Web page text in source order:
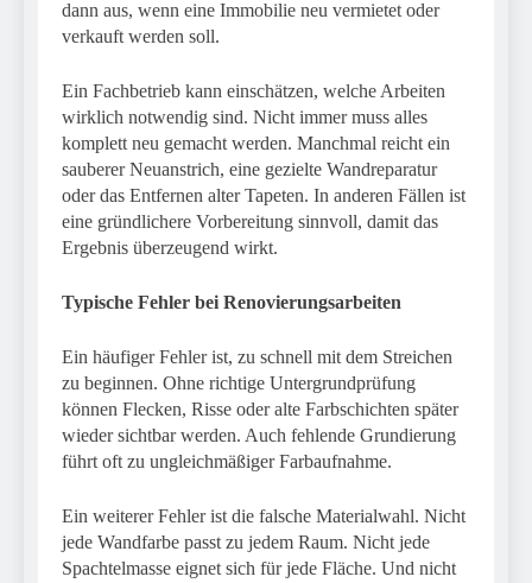
dann aus, wenn eine Immobilie neu vermietet oder
verkauft werden soll.
Ein Fachbetrieb kann einschätzen, welche Arbeiten
wirklich notwendig sind. Nicht immer muss alles
komplett neu gemacht werden. Manchmal reicht ein
sauberer Neuanstrich, eine gezielte Wandreparatur
oder das Entfernen alter Tapeten. In anderen Fällen ist
eine gründlichere Vorbereitung sinnvoll, damit das
Ergebnis überzeugend wirkt.
Typische Fehler bei Renovierungsarbeiten
Ein häufiger Fehler ist, zu schnell mit dem Streichen
zu beginnen. Ohne richtige Untergrundprüfung
können Flecken, Risse oder alte Farbschichten später
wieder sichtbar werden. Auch fehlende Grundierung
führt oft zu ungleichmäßiger Farbaufnahme.
Ein weiterer Fehler ist die falsche Materialwahl. Nicht
jede Wandfarbe passt zu jedem Raum. Nicht jede
Spachtelmasse eignet sich für jede Fläche. Und nicht